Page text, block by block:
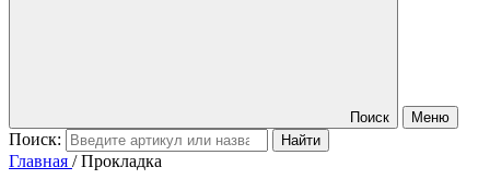
Поиск Меню
Поиск:
Главная /Прокладка